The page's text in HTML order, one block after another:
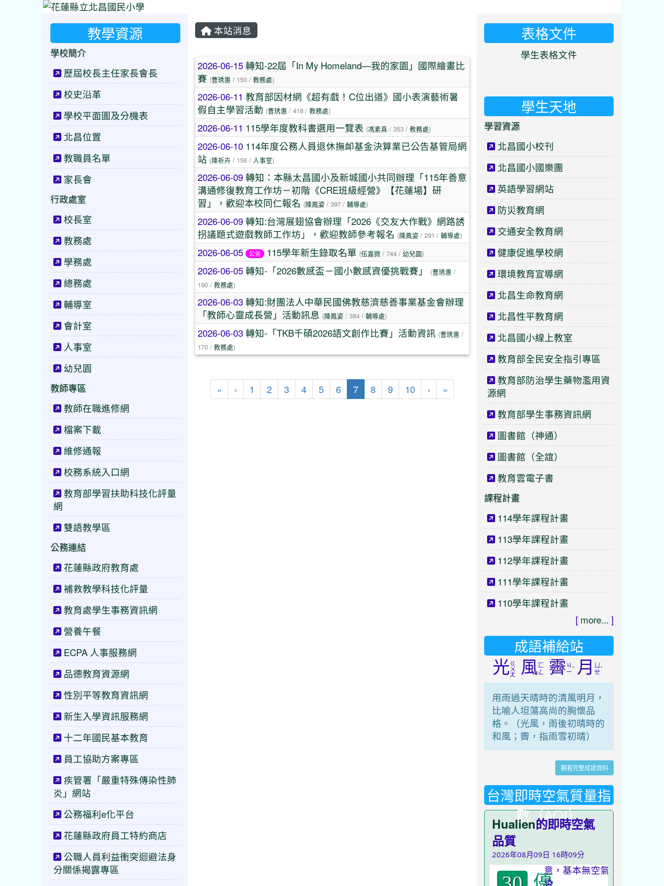
本站消息
文章列表
2026-06-15轉知-22屆「In My Homeland—我的家園」國際繪畫比
賽 (曹琇惠 / 150 / 教務處)
2026-06-11 教育部因材網《超有戲！C位出道》國小表演藝術暑
假自主學習活動 (曹琇惠 / 418 / 教務處)
2026-06-11 115學年度教科書選用一覽表 (馮素真 / 353 / 教務處)
2026-06-10 114年度公務人員退休撫卹基金決算業已公告基管局網
站 (陳祈卉/ 156 / 人事室)
2026-06-09轉知：本縣太昌國小及新城國小共同辦理「115年善意
溝通修復教育工作坊－初階《CRE班級經營》【花蓮場】研
習」，歡迎本校同仁報名 (陳鳳姿/ 397 / 輔導處)
2026-06-09轉知:台灣展翅協會辦理「2026《交友大作戰》網路誘
拐議題式遊戲教師工作坊」，歡迎教師參考報名 (陳鳳姿/ 291 / 輔導處)
2026-06-05 公告 115學年新生錄取名單 (伍嘉微/ 744 / 幼兒園)
2026-06-05轉知-「2026數感盃－國小數感資優挑戰賽」 (曹琇惠 /
190 / 教務處)
2026-06-03轉知:財團法人中華民國佛教慈濟慈善事業基金會辦理
「教師心靈成長營」活動訊息 (陳鳳姿/ 384 / 輔導處)
2026-06-03轉知-「TKB千碩2026語文創作比賽」活動資訊 (曹琇惠 /
170 / 教務處)
«第一頁
‹上一頁
1 2 3 4 5 6 7(目前頁次)
8 9 10 ›下一頁
»最後頁
教學資源
學校簡介
歷屆校長主任家長會長
校史沿革
學校平面圖及分機表
北昌位置
教職員名單
家長會
行政處室
校長室
教務處
學務處
總務處
輔導室
會計室
人事室
幼兒園
教師專區
教師在職進修網
檔案下載
維修通報
校務系統入口網
教育部學習扶助科技化評量
網
雙語教學區
公務連結
花蓮縣政府教育處
補救教學科技化評量
教育處學生事務資訊網
營養午餐
ECPA 人事服務網
品德教育資源網
性別平等教育資訊網
新生入學資訊服務網
十二年國民基本教育
員工協助方案專區
疾管署「嚴重特殊傳染性肺
炎」網站
公務福利e化平台
花蓮縣政府員工特約商店
公職人員利益衝突迴避法身
分關係揭露專區
表格文件
學生表格文件
學生天地
學習資源
北昌國小校刊
北昌國小國樂團
英語學習網站
防災教育網
交通安全教育網
健康促進學校網
環境教育宣導網
北昌生命教育網
北昌性平教育網
北昌國小線上教室
教育部全民安全指引專區
教育部防治學生藥物濫用資
源網
教育部學生事務資訊網
圖書館（神通）
圖書館（全誼）
教育雲電子書
課程計畫
114學年課程計畫
113學年課程計畫
112學年課程計畫
111學年課程計畫
110學年課程計畫
[ more... ]
成語補給站
光ㄍ
ㄨ
ㄤ 風ㄈ
ㄥ
霽 ㄐ
ㄧˋ 月
ㄩ
ㄝˋ
用雨過天晴時的清風明月，
比喻人坦蕩高尚的胸懷品
格。（光風，雨後初晴時的
和風；霽，指雨雪初晴）
觀看完整成語資料
台灣即時空氣質量指
數（AQI）
Hualien的即時空氣
品質
2026年08月09日 16時09分